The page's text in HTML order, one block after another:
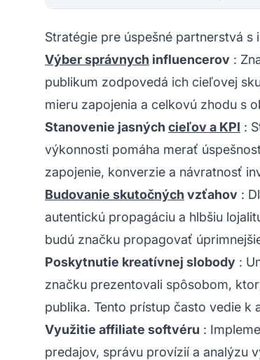
Stratégie pre úspešné partnerstvá s
Výber správnych influencerov :
publikum zodpovedá ich cieľovej
mieru zapojenia a celkovú zhodu s
Stanovenie jasných cieľov a KPI :
výkonnosti pomáha merať
zapojenie, konverzie a návratnosť
Budovanie skutočných vzťahov :
autentickú propagáciu a hlbšiu
budú značku propagovať
Poskytnutie kreatívnej slobody :
značku prezentovali spôsobom,
publika. Tento prístup často vedie k
Využitie affiliate softvéru :
predajov, správu provízií a analýzu